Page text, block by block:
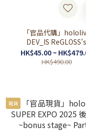
「官品代購」
DEV_IS ReGLOSS's
PLAYLIST Snapshot
HK$45.00 ~
HK$490.00
現貨